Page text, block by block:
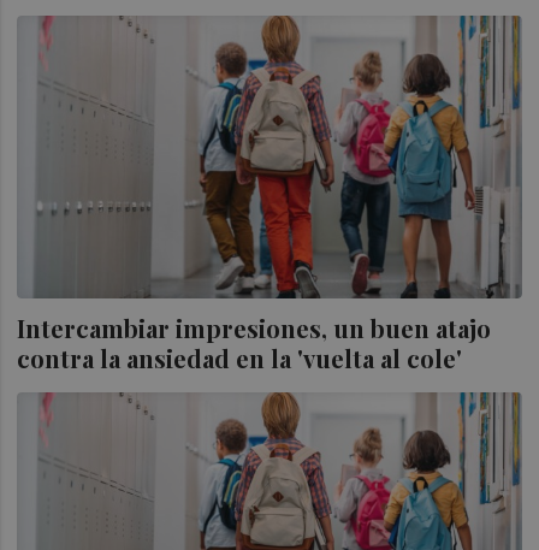
Intercambiar impresiones, un buen atajo
contra la ansiedad en la 'vuelta al cole'